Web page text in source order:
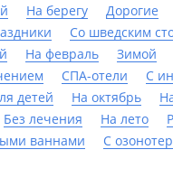
На берегу
Дорогие
Со шведским
На февраль Зимой
СПА-отели С
детей На октябрь
Без лечения На лето
ваннами С